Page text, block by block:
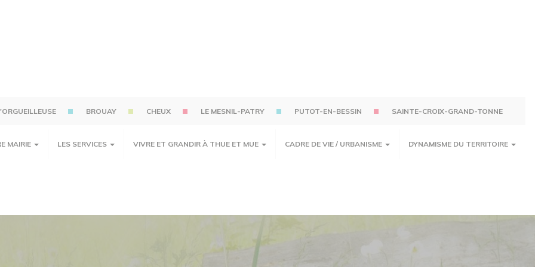
BROUAY CHEUX LE MESNIL-PATRY PUTOT-EN-BESSIN SAINTE-CROIX-GRAND-TONNE
MAIRIE LES SERVICES VIVRE ET GRANDIR À THUE ET MUE CADRE DE VIE / URBANISME DYNAMISME DU TERRITOIRE